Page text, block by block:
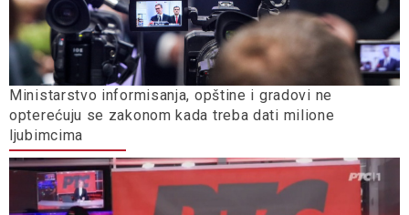
Ministarstvo informisanja, opštine i gradovi ne
opterećuju se zakonom kada treba dati milione
ljubimcima